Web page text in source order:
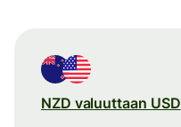
NZD valuuttaan USD